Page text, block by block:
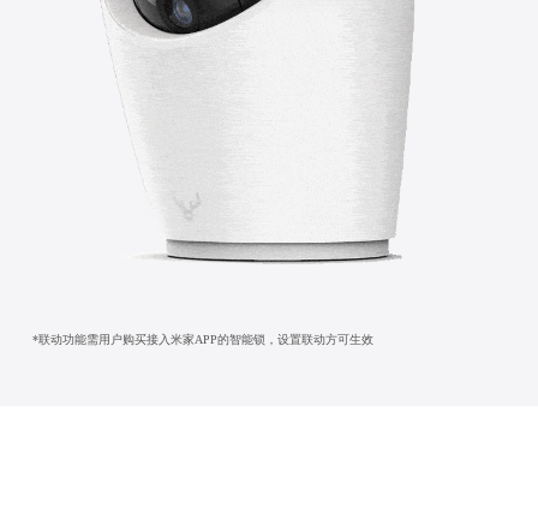
*联动功能需用户购买接入米家APP的智能锁，设置联动方可生效